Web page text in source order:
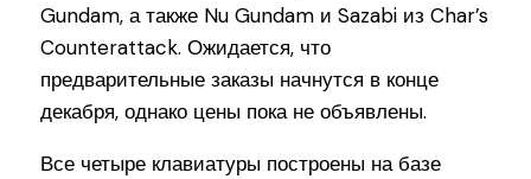
Gundam, а также Nu Gundam и Sazabi из Char’s
Counterattack. Ожидается, что
предварительные заказы начнутся в конце
декабря, однако цены пока не объявлены.
Все четыре клавиатуры построены на базе